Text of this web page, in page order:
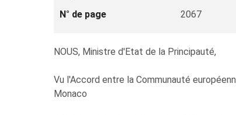
N° de page
2067
NOUS, Ministre d'Etat de la Principauté,
Vu l'Accord entre la Communauté
Monaco